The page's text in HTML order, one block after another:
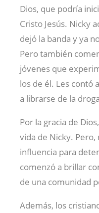
Dios, que podría
Cristo Jesús. Nicky
dejó la banda y ya
Pero también
jóvenes que
los de él. Les contó
a librarse de la
Por la gracia de
vida de Nicky. Pero,
influencia para
comenzó a brillar
de una comunidad
Además, los